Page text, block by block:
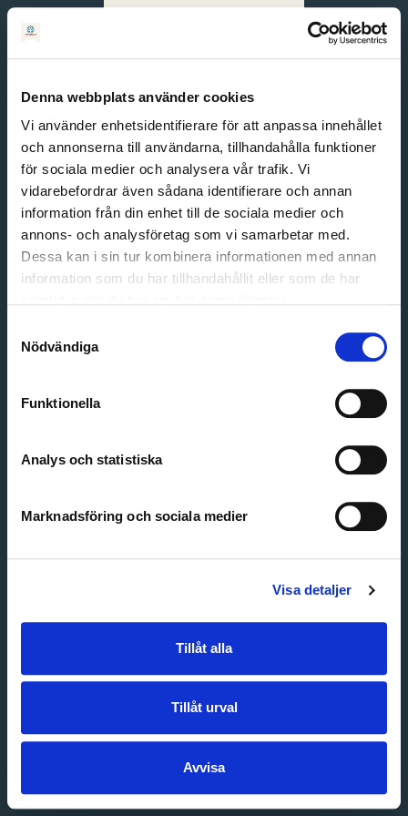
Denna webbplats använder cookies
Vi använder enhetsidentifierare för att anpassa innehållet
och annonserna till användarna, tillhandahålla funktioner
för sociala medier och analysera vår trafik. Vi
vidarebefordrar även sådana identifierare och annan
information från din enhet till de sociala medier och
annons- och analysföretag som vi samarbetar med.
Dessa kan i sin tur kombinera informationen med annan
information som du har tillhandahållit eller som de har
Nödvändiga
Funktionella
Analys och statistiska
Marknadsföring och sociala medier
Visa detaljer
Tillåt alla
Tillåt urval
Avvisa
English
Svenska
Email address
Customer service